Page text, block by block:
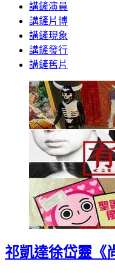
講鏟演員
講鏟片博
講鏟現象
講鏟發行
講鏟舊片
祁凱達徐岱靈《